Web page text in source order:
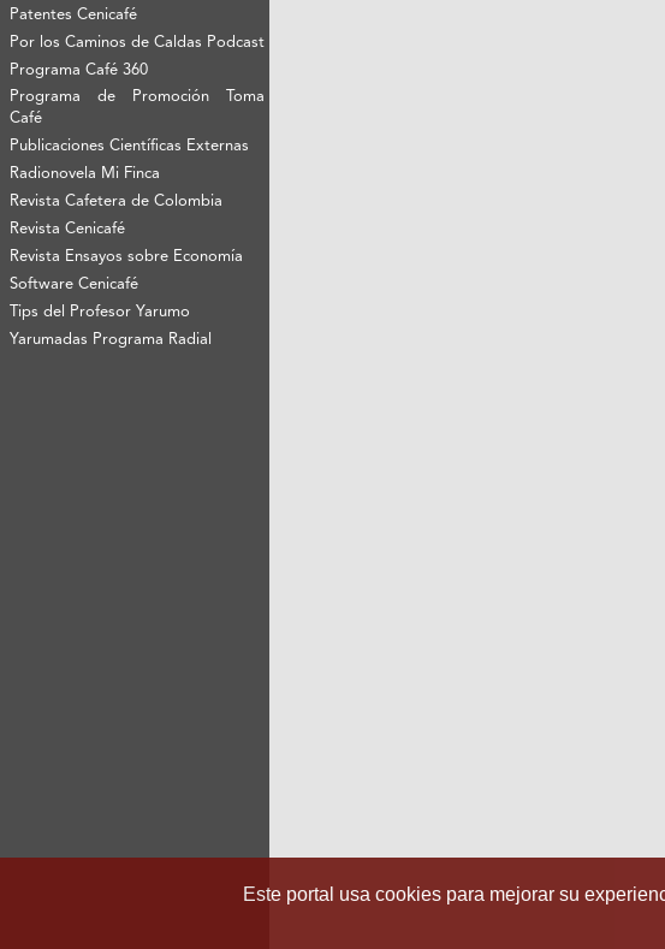
Patentes Cenicafé
Por los Caminos de Caldas Podcast
Programa Café 360
Programa de Promoción Toma
Café
Publicaciones Científicas Externas
Radionovela Mi Finca
Revista Cafetera de Colombia
Revista Cenicafé
Revista Ensayos sobre Economía
Software Cenicafé
Tips del Profesor Yarumo
Yarumadas Programa Radial
Este portal usa cookies para mejorar su